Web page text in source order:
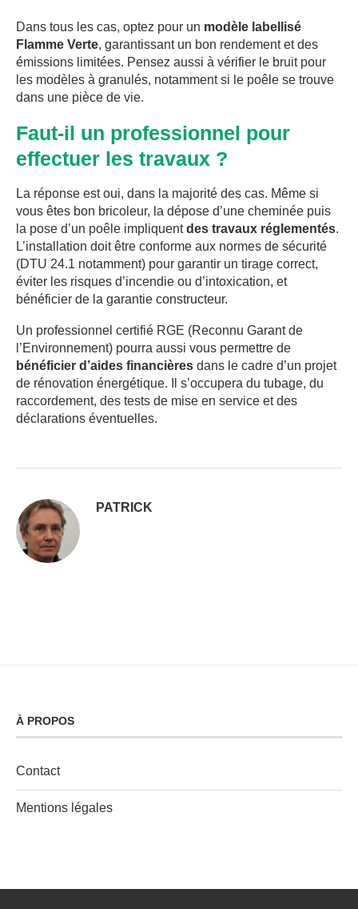
Dans tous les cas, optez pour un modèle labellisé
Flamme Verte, garantissant un bon rendement et des
émissions limitées. Pensez aussi à vérifier le bruit pour
les modèles à granulés, notamment si le poêle se trouve
dans une pièce de vie.
Faut-il un professionnel pour
effectuer les travaux ?
La réponse est oui, dans la majorité des cas. Même si
vous êtes bon bricoleur, la dépose d’une cheminée puis
la pose d’un poêle impliquentdes travaux réglementés.
L’installation doit être conforme aux normes de sécurité
(DTU 24.1 notamment) pour garantir un tirage correct,
éviter les risques d’incendie ou d’intoxication, et
bénéficier de la garantie constructeur.
Un professionnel certifié RGE (Reconnu Garant de
l’Environnement) pourra aussi vous permettre de
bénéficier d’aides financières dans le cadre d’un projet
de rénovation énergétique. Il s’occupera du tubage, du
raccordement, des tests de mise en service et des
déclarations éventuelles.
PATRICK
À PROPOS
Contact
Mentions légales